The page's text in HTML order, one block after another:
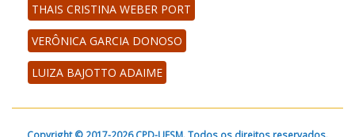
THAIS CRISTINA WEBER PORT
VERÔNICA GARCIA DONOSO
LUIZA BAJOTTO ADAIME